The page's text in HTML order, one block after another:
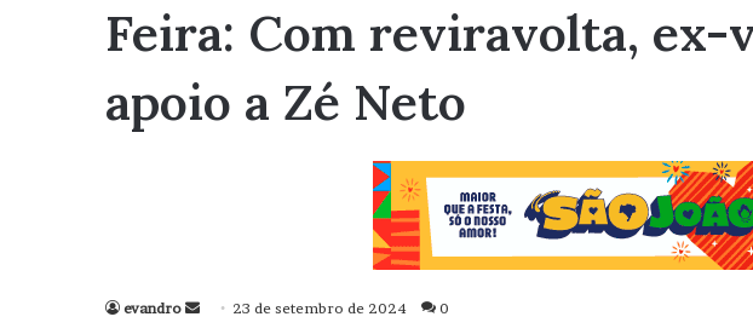
Feira: Com reviravolta, ex-
apoio a Zé Neto
evandro
Mande23 de setembro de 2024 0